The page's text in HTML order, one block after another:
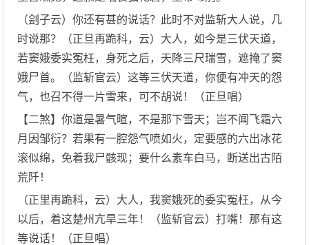
（刽子云）你还有甚的说话？此时不对监斩大人说，几
时说那？（正旦再跪科，云）大人，如今是三伏天道，
若窦娥委实冤枉，身死之后，天降三尺瑞雪，遮掩了窦
娥尸首。（监斩官云）这等三伏天道，你便有冲天的怨
气，也召不得一片雪来，可不胡说！（正旦唱）
【二煞】你道是暑气暄，不是那下雪天；岂不闻飞霜六
月因邹衍？若果有一腔怨气喷如火，定要感的六出冰花
滚似绵，免着我尸骸现；要什么素车白马，断送出古陌
荒阡！
（正里再跪科，云）大人，我窦娥死的委实冤枉，从今
以后，着这楚州亢旱三年！（监斩官云）打嘴！那有这
等说话！（正旦唱）